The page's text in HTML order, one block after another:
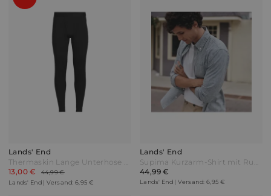
Lands' End
Thermaskin Lange Unterhose Heat Edition Herren Schwarz by Lands' End
13,00 €
44,99 €
Lands' End | Versand: 6,95 €
Lands' End
Supima Kurzarm-Shirt mit Rundhalsausschnitt Herren Weiß by Lands' End
44,99 €
Lands' End | Versand: 6,95 €